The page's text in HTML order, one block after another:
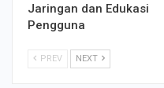
Jaringan dan Edukasi
Pengguna
PREV NEXT